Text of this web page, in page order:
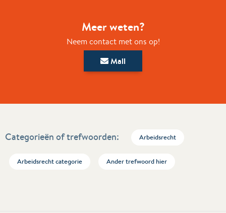
Meer weten?
Neem contact met ons op!
Mail
Categorieën of trefwoorden: Arbeidsrecht
Arbeidsrecht categorie Ander trefwoord hier